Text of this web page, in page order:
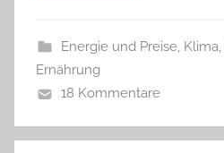
Energie und Preise, Klima,
Ernährung
18 Kommentare